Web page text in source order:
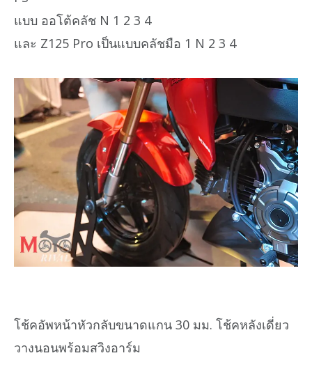
แบบ ออโต้คลัช N 1 2 3 4
และ Z125 Pro เป็นแบบคลัชมือ 1 N 2 3 4
โช้คอัพหน้าหัวกลับขนาดแกน 30 มม. โช้คหลังเดี่ยว
วางนอนพร้อมสวิงอาร์ม